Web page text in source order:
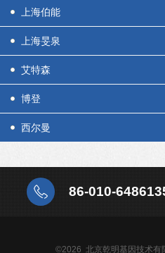
上海伯能
上海旻泉
艾特森
博登
西尔曼
86-010-
©2026 北京乾明基因技术